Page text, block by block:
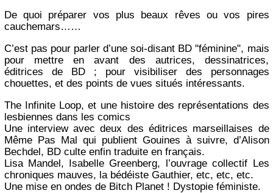
De quoi préparer vos plus beaux rêves ou vos pires
cauchemars……
C’est pas pour parler d’une soi-disant BD "féminine", mais
pour mettre en avant des autrices, dessinatrices,
éditrices de BD ; pour visibiliser des personnages
chouettes, et des points de vues situés intéressants.
The Infinite Loop, et une histoire des représentations des
lesbiennes dans les comics
Une interview avec deux des éditrices marseillaises de
Même Pas Mal qui publient Gouines à suivre, d’Alison
Bechdel, BD culte enfin traduite en français.
Lisa Mandel, Isabelle Greenberg, l’ouvrage collectif Les
chroniques mauves, la bédéiste Gauthier, etc, etc, etc.
Une mise en ondes de Bitch Planet ! Dystopie féministe.